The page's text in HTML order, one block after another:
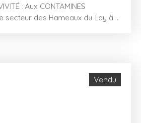
: Aux CONTAMINES
secteur des Hameaux du Lay à 5
d'une lumineuse pièce de vie de
donnant sur un balcon bénéficiant
Vendu